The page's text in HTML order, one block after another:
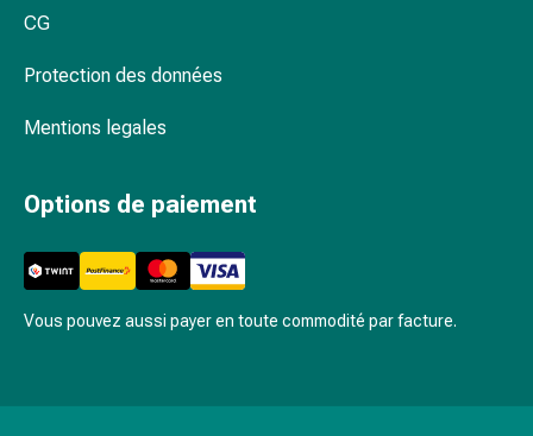
des
Antiallergiques
Gastro-
Diarrhée
Hémorroïdes
Brûlures
CG
Protection des données
Mentions legales
Options de paiement
Vous pouvez aussi payer en toute commodité par facture.